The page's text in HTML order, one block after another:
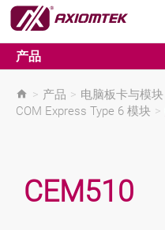
产品
> 产品 > 电脑板卡与模块
COM Express Type 6 模块 >
CEM510